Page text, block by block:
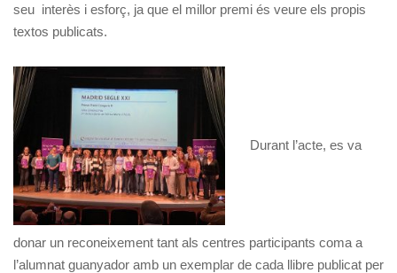
seu interès i esforç, ja que el millor premi és veure els propis
textos publicats.
Durant l’acte, es va
donar un reconeixement tant als centres participants coma a
l’alumnat guanyador amb un exemplar de cada llibre publicat per